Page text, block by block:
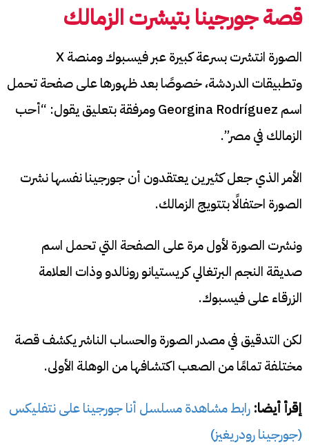
قصة جورجينا بتيشرت الزمالك
الصورة انتشرت بسرعة كبيرة عبر فيسبوك ومنصة X
وتطبيقات الدردشة، خصوصًا بعد ظهورها على صفحة تحمل
اسم Georgina Rodríguez ومرفقة بتعليق يقول: “أحب
الزمالك في مصر”.
الأمر الذي جعل كثيرين يعتقدون أن جورجينا نفسها نشرت
الصورة احتفالًا بتتويج الزمالك.
ونشرت الصورة لأول مرة على الصفحة التي تحمل اسم
صديقة النجم البرتغالي كريستيانو رونالدو وذات العلامة
الزرقاء على فيسبوك.
لكن التدقيق في مصدر الصورة والحساب الناشر يكشف قصة
مختلفة تمامًا من الصعب اكتشافها من الوهلة الأولى.
إقرأ أيضا: رابط مشاهدة مسلسل أنا جورجينا على نتفليكس
(جورجينا رودريغيز)